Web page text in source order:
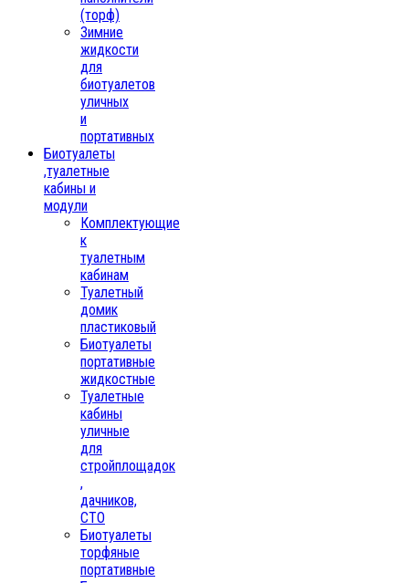
(торф)
Зимние
жидкости
для
биотуалетов
уличных
и
портативных
Биотуалеты
,туалетные
кабины и
модули
Комплектующие
к
туалетным
кабинам
Туалетный
домик
пластиковый
Биотуалеты
портативные
жидкостные
Туалетные
кабины
уличные
для
стройплощадок
,
дачников,
СТО
Биотуалеты
торфяные
портативные